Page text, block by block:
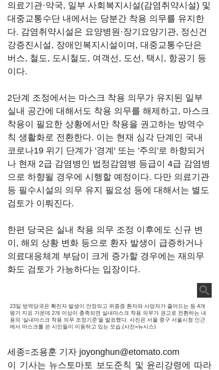
의료기관·약국, 일부 사회복지시설(감염취약시설) 및
대중교통수단 내에서는 당분간 착용 의무를 유지한
다. 감염취약시설은 요양병원·장기요양기관, 정신건
강증진시설, 장애인복지시설이며, 대중교통수단은
버스, 철도, 도시철도, 여객선, 도선, 택시, 항공기 등
이다.
2단계 조정에서는 마스크 착용 의무가 유지된 일부
실내 공간에 대해서도 착용 의무를 해제하고, 마스크
착용이 필요한 상황에서만 착용을 권고하는 방역수
칙 생활화로 전환한다. 이는 현재 심각 단계인 국내
코로나19 위기 단계가 '경계' 또는 '주의'로 하향되거
나 현재 2급 감염병인 법정감염병 등급이 4급 감염병
으로 하향될 경우에 시행할 예정이다. 다만 의료기관
등 필수시설의 의무 유지 필요성 등에 대해서는 별도
검토가 이뤄진다.
한편 당국은 실내 착용 의무 조정 이후에도 신규 변
이, 해외 상황 변화 등으로 환자 발생이 급증하거나
의료대응체계 부담이 크게 증가할 경우에는 재의무
화도 검토가 가능하다는 입장이다.
23일 방역당국은 확진자 발생이 안정되고 위중증 환자와 사망자가 줄어드는 등 4개
평가 지표 가운데 2개 이상이 충족되면 실내마스크 착용 의무가 권고로 전환하는 내
용의 ‘실내마스크 착용 의무 조정기준’을 발표했다. 사진은 서울 중구 서울시청 인근
에서 마스크를 쓴 시민들이 이동하고 있는 모습.(사진=뉴시스)
세종=조용훈 기자 joyonghun@etomato.com
이 기사는 뉴스토마토 보도준칙 및 윤리강령에 따라